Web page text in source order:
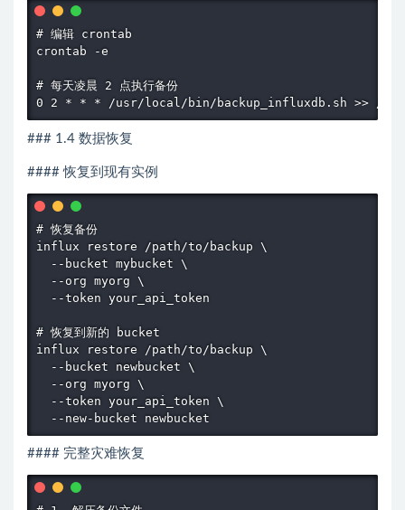
# 编辑 crontab
crontab -e
# 每天凌晨 2 点执行备份
0 2 * * * /usr/local/bin/backup_influxdb.sh >> /var/
### 1.4 数据恢复
#### 恢复到现有实例
# 恢复备份
influx restore /path/to/backup \
  --bucket mybucket \
  --org myorg \
  --token your_api_token
# 恢复到新的 bucket
influx restore /path/to/backup \
  --bucket newbucket \
  --org myorg \
  --token your_api_token \
  --new-bucket newbucket
#### 完整灾难恢复